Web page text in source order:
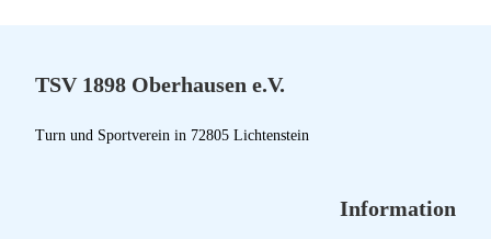
TSV 1898 Oberhausen e.V.
Turn und Sportverein in 72805 Lichtenstein
Information